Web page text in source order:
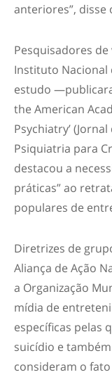
anteriores”, disse
Pesquisadores
Instituto Nacional
estudo
the American
Psychiatry’
Psiquiatria para
destacou a
práticas” ao
populares de
Diretrizes de
Aliança de Ação
a Organização
mídia de
específicas pelas
suicídio e
consideram o